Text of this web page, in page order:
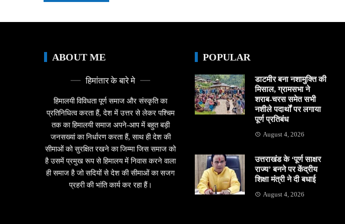
ABOUT ME
हिमांतार के बारे मे
हिमालयी विविधता पूर्ण समाज और संस्कृति का
प्रतिनिधित्व करता हैं, देश में उत्तर से लेकर पश्चिम
तक का हिमालयी समाज अपने-आप में बहुत बड़ी
जनसख्यां का निर्धारण करता हैं, साथ ही देश की
सीमाओं को सुरक्षित रखने का जिम्मा जिस समाज को
है उसमें प्रमुख रूप से हिमालय में निवास करने वाला
ही समाज है जो सदियों से देश की सीमाओं का सजग
प्रहरी की भांति कार्य कर रहा हैं।
POPULAR
डाटमीर बना नशामुक्ति की
मिसाल, ग्रामसभा ने
शराब-चरस समेत सभी
नशीले पदार्थों पर लगाया
पूर्ण प्रतिबंध
August 4, 2026
उत्तराखंड के ‘पूर्ण साक्षर
राज्य’ बनने पर केंद्रीय
शिक्षा मंत्री ने दी बधाई
August 4, 2026